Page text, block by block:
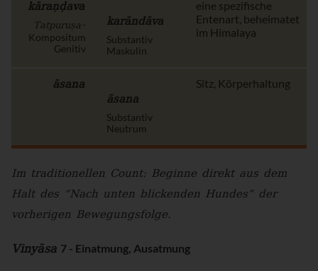
kāraṇḍava
Tatpuruṣa -
Kompositum
Genitiv
karāndāva
Substantiv
Maskulin
eine spezifische
Entenart, beheimatet
im Himalaya
āsana
āsana
Substantiv
Neutrum
Sitz, Körperhaltung
Im traditionellen Count: Beginne direkt aus dem
Halt des “Nach unten blickenden Hundes” der
vorherigen Bewegungsfolge.
Vinyāsa 7 - Einatmung, Ausatmung